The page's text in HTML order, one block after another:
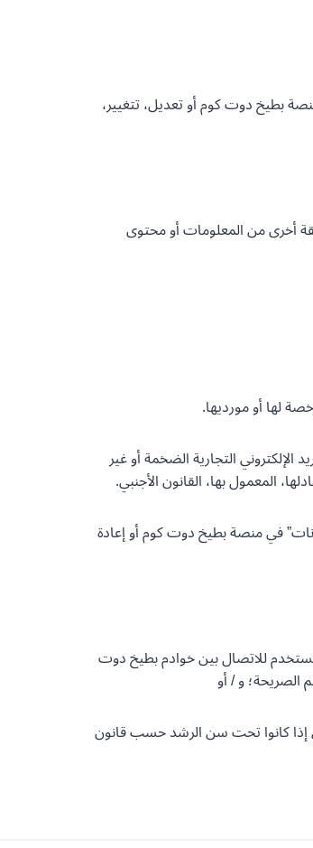
بطيخ دوت كوم أو تعديل، تتغيير،
أخرى من المعلومات أو محتوى
التجارية الضخمة أو غير
في منصة بطيخ دوت كوم أو إعادة
للاتصال بين خوادم بطيخ دوت
و / أو
إذا كانوا تحت سن الرشد حسب قانون